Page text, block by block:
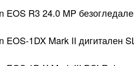
EOS R3 24.0 MP
EOS-1DX Mark II дигитален